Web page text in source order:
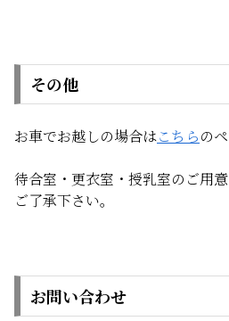
その他
お車でお越しの場合はこちらの
待合室・更衣室・授乳室のご用
ご了承下さい。
お問い合わせ